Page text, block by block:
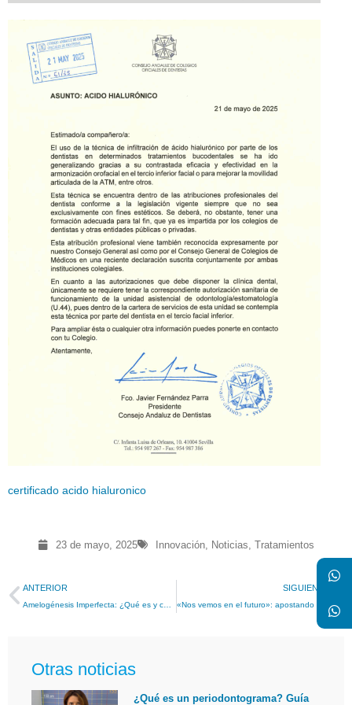
certificado acido hialuronico
23 de mayo, 2025 Innovación, Noticias, Tratamientos
ANTERIOR SIGUIENTE
Otras noticias
¿Qué es un periodontograma? Guía